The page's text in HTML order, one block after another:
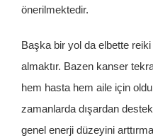
önerilmektedir.
Başka bir yol da elbette
almaktır. Bazen kanser
hem hasta hem aile için
zamanlarda dışardan
genel enerji düzeyini